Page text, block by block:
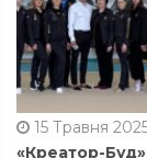
15 Травня
«Креатор-